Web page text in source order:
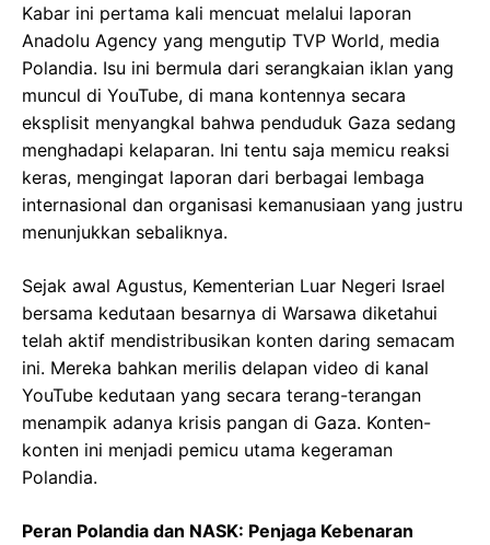
Kabar ini pertama kali mencuat melalui laporan
Anadolu Agency yang mengutip TVP World, media
Polandia. Isu ini bermula dari serangkaian iklan yang
muncul di YouTube, di mana kontennya secara
eksplisit menyangkal bahwa penduduk Gaza sedang
menghadapi kelaparan. Ini tentu saja memicu reaksi
keras, mengingat laporan dari berbagai lembaga
internasional dan organisasi kemanusiaan yang justru
menunjukkan sebaliknya.
Sejak awal Agustus, Kementerian Luar Negeri Israel
bersama kedutaan besarnya di Warsawa diketahui
telah aktif mendistribusikan konten daring semacam
ini. Mereka bahkan merilis delapan video di kanal
YouTube kedutaan yang secara terang-terangan
menampik adanya krisis pangan di Gaza. Konten-
konten ini menjadi pemicu utama kegeraman
Polandia.
Peran Polandia dan NASK: Penjaga Kebenaran